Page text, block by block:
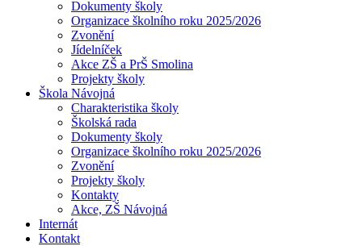
Dokumenty školy
Organizace školního roku 2025/2026
Zvonění
Jídelníček
Akce ZŠ a PrŠ Smolina
Projekty školy
Škola Návojná
Charakteristika školy
Školská rada
Dokumenty školy
Organizace školního roku 2025/2026
Zvonění
Projekty školy
Kontakty
Akce, ZŠ Návojná
Internát
Kontakt